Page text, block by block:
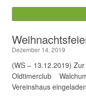
Dezember 14, 2019
(WS – 13.12.2019)
Oldtimerclub
Vereinshaus